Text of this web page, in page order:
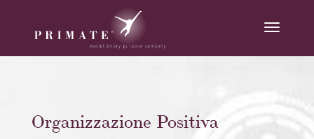
Organizzazione Positiva